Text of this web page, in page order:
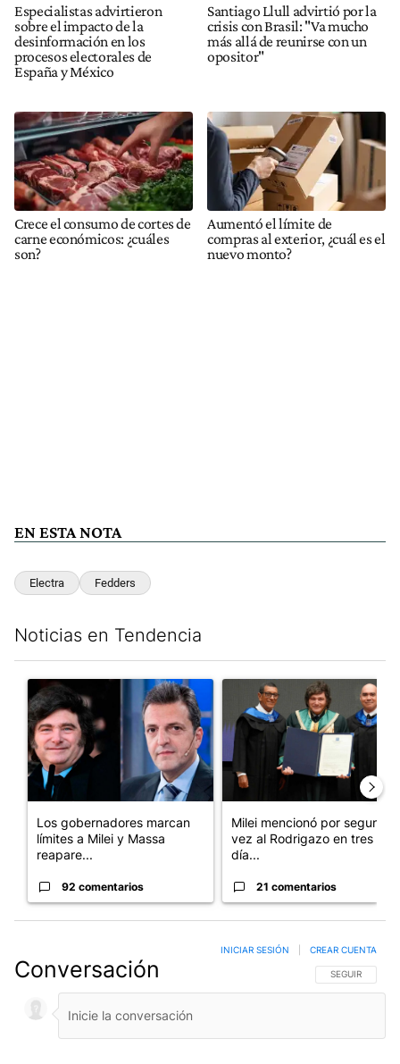
Especialistas advirtieron
sobre el impacto de la
desinformación en los
procesos electorales de
España y México
Santiago Llull advirtió por la
crisis con Brasil: "Va mucho
más allá de reunirse con un
opositor"
Crece el consumo de cortes de
carne económicos: ¿cuáles
son?
Aumentó el límite de
compras al exterior, ¿cuál es el
nuevo monto?
EN ESTA NOTA
Electra Fedders
Noticias en Tendencia
Un artículo de tendencia con el título "Los gobernadores
Los gobernadores marcan
límites a Milei y Massa
reapare...
92 comentarios
Un artículo de tendencia
Milei mencionó por segunda
vez al Rodrigazo en tres
día...
21 comentarios
Conversación SIGA ESTA
SEGUIR
INICIAR SESIÓN CREAR CUENTA